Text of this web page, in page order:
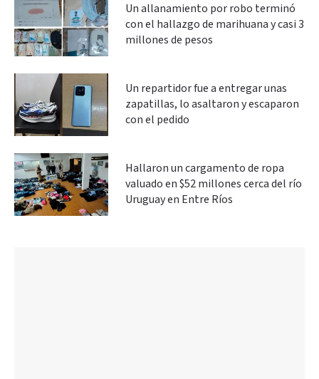
Un allanamiento por robo terminó
con el hallazgo de marihuana y casi 3
millones de pesos
Un repartidor fue a entregar unas
zapatillas, lo asaltaron y escaparon
con el pedido
Hallaron un cargamento de ropa
valuado en $52 millones cerca del río
Uruguay en Entre Ríos